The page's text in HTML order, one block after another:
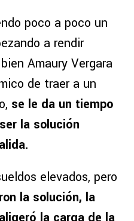
poco a poco un
a rendir
Amaury Vergara
de traer a un
se le da un tiempo
la solución
elevados, pero
la solución, la